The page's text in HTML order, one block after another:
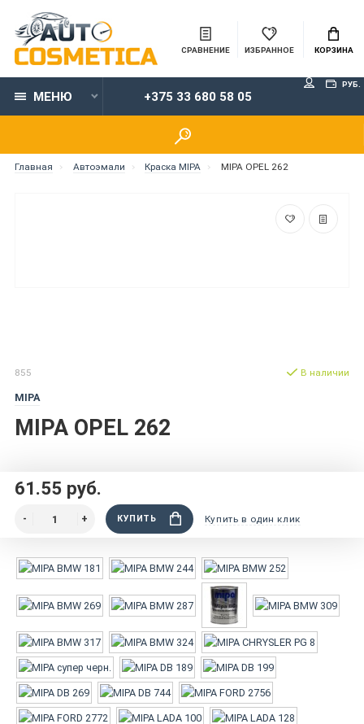
СРАВНЕНИЕ ИЗБРАННОЕ КОРЗИНА
МЕНЮ +375 33 680 58 05
РУБ.
Главная Автоэмали Краска MIPA MIPA OPEL 262
855
MIPA
MIPA OPEL 262
В наличии
61.55 руб.
КУПИТЬ Купить в один клик